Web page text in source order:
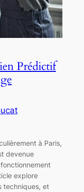
Prédictif
à Paris,
devenue
explore
techniques, et